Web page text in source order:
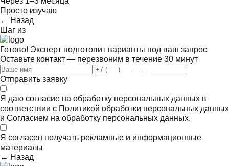
Просто изучаю
← Назад
Шаг из
Готово! Эксперт подготовит варианты под ваш запрос
Оставьте контакт — перезвоним в течение 30 минут
Отправить заявку
Я даю согласие на обработку персональных данных в
соответствии с Политикой обработки персональных данных
и Согласием на обработку персональных данных.
Я согласен получать рекламные и информационные
материалы
← Назад